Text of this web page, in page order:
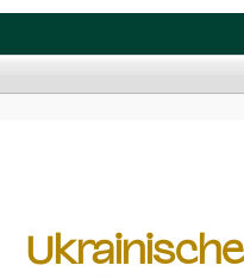
Ukrainische